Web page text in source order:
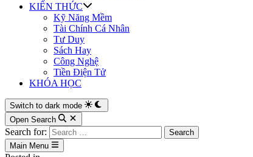
KIẾN THỨC
Kỹ Năng Mềm
Tài Chính Cá Nhân
Tư Duy
Sách Hay
Công Nghệ
Tiền Điện Tử
KHÓA HỌC
Switch to dark mode
Open Search
Search for:
Main Menu